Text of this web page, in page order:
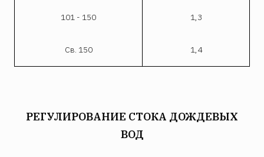
101 - 150 1,3
Св. 150 1,4
РЕГУЛИРОВАНИЕ СТОКА ДОЖДЕВЫХ
ВОД